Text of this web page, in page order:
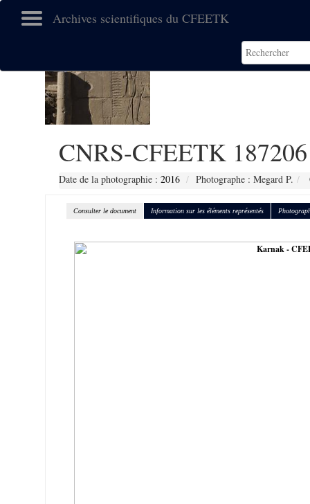
Archives scientifiques du CFEETK
CNRS-CFEETK 187206
Date de la photographie : 2016 Photographe : Megard P.
Consulter le document Information sur les éléments représentés